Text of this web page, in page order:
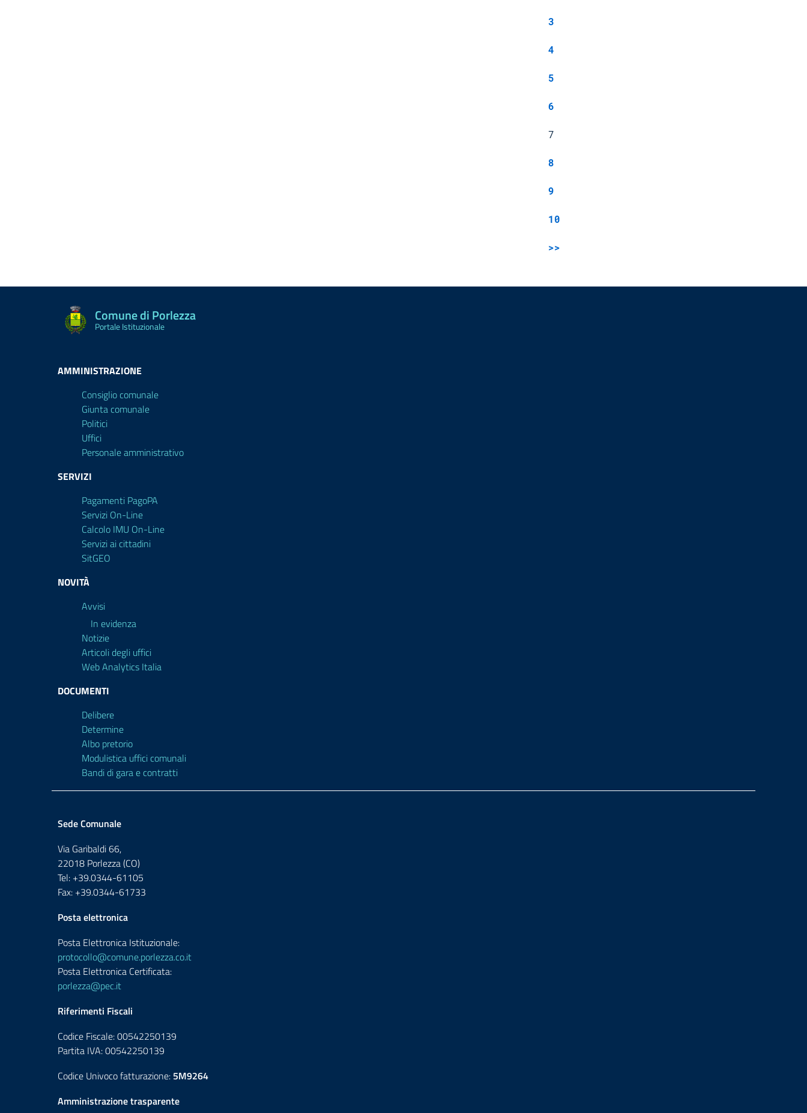
3
4
5
6
7
8
9
10
>>
Comune di Porlezza
Portale Istituzionale
AMMINISTRAZIONE
Consiglio comunale
Giunta comunale
Politici
Uffici
Personale amministrativo
SERVIZI
Pagamenti PagoPA
Servizi On-Line
Calcolo IMU On-Line
Servizi ai cittadini
SitGEO
NOVITÀ
Avvisi
In evidenza
Notizie
Articoli degli uffici
Web Analytics Italia
DOCUMENTI
Delibere
Determine
Albo pretorio
Modulistica uffici comunali
Bandi di gara e contratti
Sede Comunale
Via Garibaldi 66,
22018 Porlezza (CO)
Tel: +39.0344-61105
Fax: +39.0344-61733
Posta elettronica
Posta Elettronica Istituzionale:
protocollo@comune.porlezza.co.it
Posta Elettronica Certificata:
porlezza@pec.it
Riferimenti Fiscali
Codice Fiscale: 00542250139
Partita IVA: 00542250139
Codice Univoco fatturazione: 5M9264
Amministrazione trasparente